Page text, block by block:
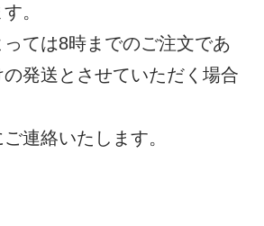
。
ては8時までのご注文であ
発送とさせていただく場合
連絡いたします。